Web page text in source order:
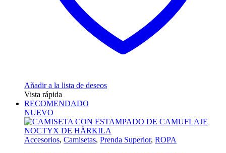
Añadir a la lista de deseos
Vista rápida
RECOMENDADO
NUEVO
Accesorios, Camisetas, Prenda Superior, ROPA